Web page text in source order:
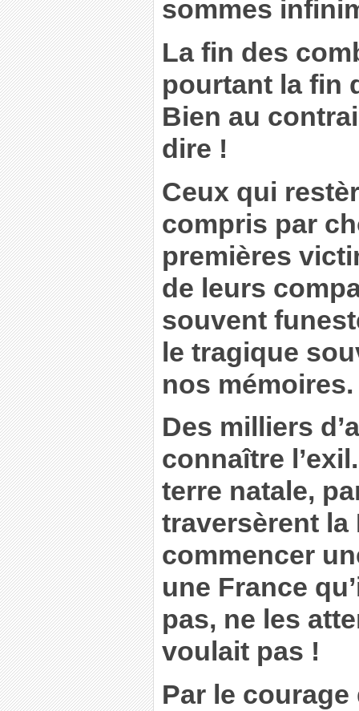
sommes
La fin des
pourtant la fin
Bien au
dire !
Ceux qui
compris par
premières
de leurs
souvent
le tragique
nos mémoires.
Des milliers
connaître
terre natale,
traversèrent la
commencer
une France
pas, ne les
voulait pas !
Par le courage